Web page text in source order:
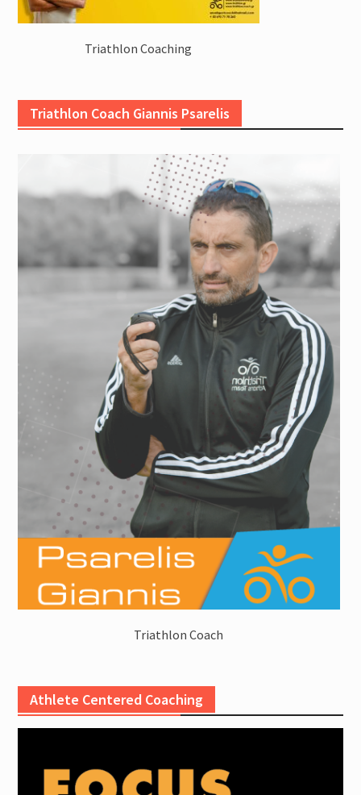
Triathlon Coaching
Triathlon Coach Giannis Psarelis
Triathlon Coach
Athlete Centered Coaching